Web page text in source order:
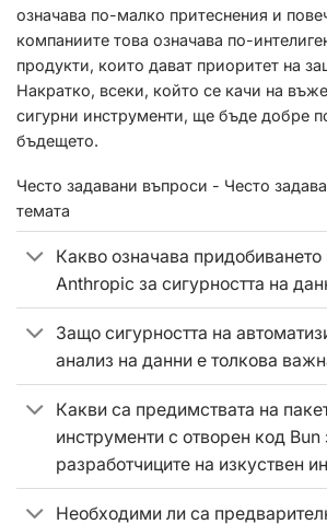
означава по-малко притеснения и
компаниите това означава по-
продукти, които дават приоритет на
Накратко, всеки, който се качи на
сигурни инструменти, ще бъде добре
бъдещето.
Често задавани въпроси - Често
темата
Какво означава придобиването
Anthropic за сигурността на
Защо сигурността на
анализ на данни е толкова
Какви са предимствата на
инструменти с отворен код Bun
разработчиците на изкуствен
Необходими ли са